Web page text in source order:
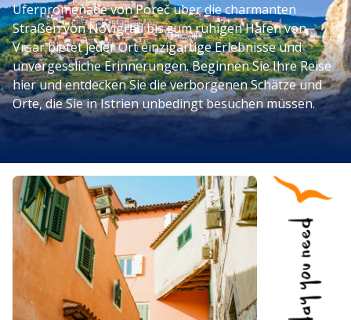
Uferpromenade von Poreč über die charmanten
Straßen von Novigrad bis zum ruhigen Hafen von
Vrsar bietet jeder Ort einzigartige Erlebnisse und
unvergessliche Erinnerungen. Beginnen Sie Ihre Reise
hier und entdecken Sie die verborgenen Schätze und
Orte, die Sie in Istrien unbedingt besuchen müssen.